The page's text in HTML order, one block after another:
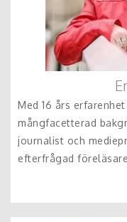
Med 16 års
mångfacetterad
journalist och
efterfrågad